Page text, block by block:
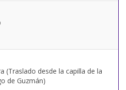
(Traslado desde la capilla de la
de Guzmán)